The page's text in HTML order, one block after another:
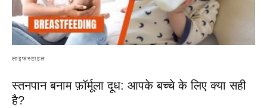
लाइफस्टाइल
स्तनपान बनाम फ़ॉर्मूला दूध: आपके बच्चे के लिए क्या सही
है?